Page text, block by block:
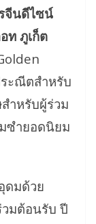
จีนดีไซน์
ท ภูเก็ต
ะณีตสำหรับ
ำหรับผู้ร่วม
ซำยอดนิยม
ดมด้วย
มต้อนรับ ปี